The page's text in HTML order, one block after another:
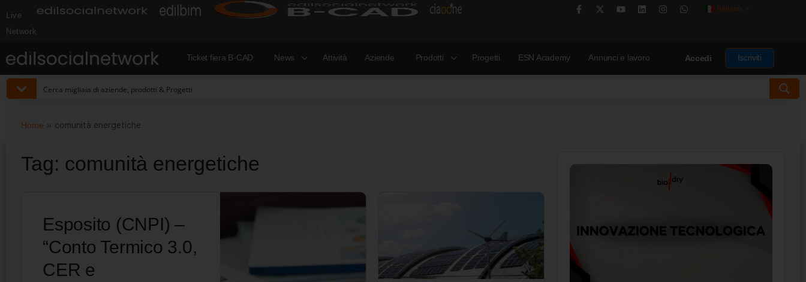
Live
Network
Italiano
Ticket fiera B-CAD News Attività Aziende Prodotti Progetti ESN Academy Annunci e lavoro Accedi Iscriviti
Home » comunità energetiche
Tag: comunità energetiche
Esposito (CNPI) –
“Conto Termico 3.0,
CER e